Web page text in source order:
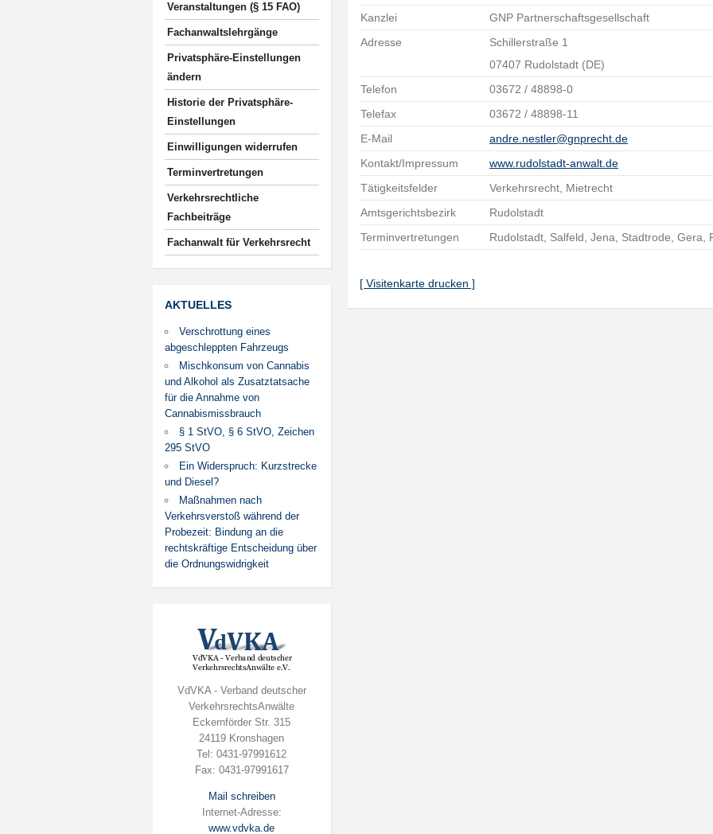
Veranstaltungen (§ 15 FAO)
Fachanwaltslehrgänge
Privatsphäre-Einstellungen
ändern
Historie der Privatsphäre-
Einstellungen
Einwilligungen widerrufen
Terminvertretungen
Verkehrsrechtliche
Fachbeiträge
Fachanwalt für Verkehrsrecht
AKTUELLES
Verschrottung eines
abgeschleppten Fahrzeugs
Mischkonsum von Cannabis
und Alkohol als Zusatztatsache
für die Annahme von
Cannabismissbrauch
§ 1 StVO, § 6 StVO, Zeichen
295 StVO
Ein Widerspruch: Kurzstrecke
und Diesel?
Maßnahmen nach
Verkehrsverstoß während der
Probezeit: Bindung an die
rechtskräftige Entscheidung über
die Ordnungswidrigkeit
VdVKA - Verband deutscher
VerkehrsrechtsAnwälte
Eckernförder Str. 315
24119 Kronshagen
Tel: 0431-97991612
Fax: 0431-97991617
Mail schreiben
Internet-Adresse:
www.vdvka.de
Kanzlei
GNP Partnerschaftsgesellschaft
Adresse
Schillerstraße 1
07407 Rudolstadt (DE)
Telefon
03672 / 48898-0
Telefax
03672 / 48898-11
E-Mail
andre.nestler@gnprecht.de
Kontakt/Impressum
www.rudolstadt-anwalt.de
Tätigkeitsfelder
Verkehrsrecht, Mietrecht
Amtsgerichtsbezirk
Rudolstadt
Terminvertretungen
Rudolstadt, Salfeld, Jena, Stadtrode, Gera,
[ Visitenkarte drucken ]